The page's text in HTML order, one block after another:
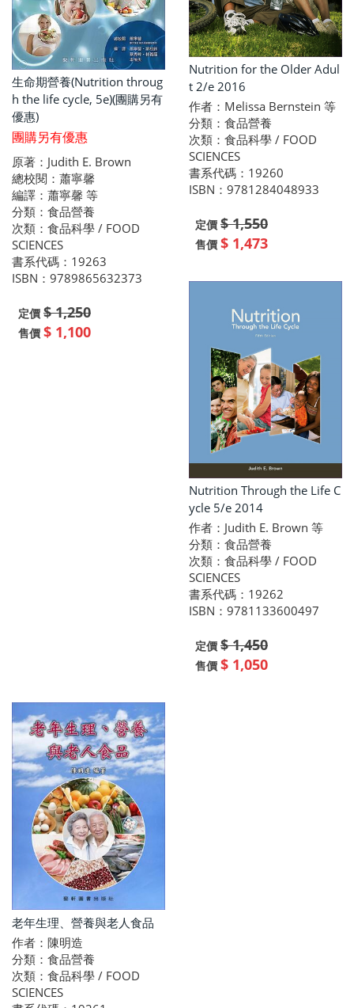
生命期營養(Nutrition throug
h the life cycle, 5e)(團購另有
優惠)
團購另有優惠
原著：Judith E. Brown
總校閱：蕭寧馨
編譯：蕭寧馨 等
分類：食品營養
次類：食品科學 / FOOD
SCIENCES
書系代碼：19263
ISBN：9789865632373
定價 $ 1,250
售價 $ 1,100
Nutrition for the Older Adul
t 2/e 2016
作者：Melissa Bernstein 等
分類：食品營養
次類：食品科學 / FOOD
SCIENCES
書系代碼：19260
ISBN：9781284048933
定價 $ 1,550
售價 $ 1,473
Nutrition Through the Life C
ycle 5/e 2014
作者：Judith E. Brown 等
分類：食品營養
次類：食品科學 / FOOD
SCIENCES
書系代碼：19262
ISBN：9781133600497
定價 $ 1,450
售價 $ 1,050
老年生理、營養與老人食品
作者：陳明造
分類：食品營養
次類：食品科學 / FOOD
SCIENCES